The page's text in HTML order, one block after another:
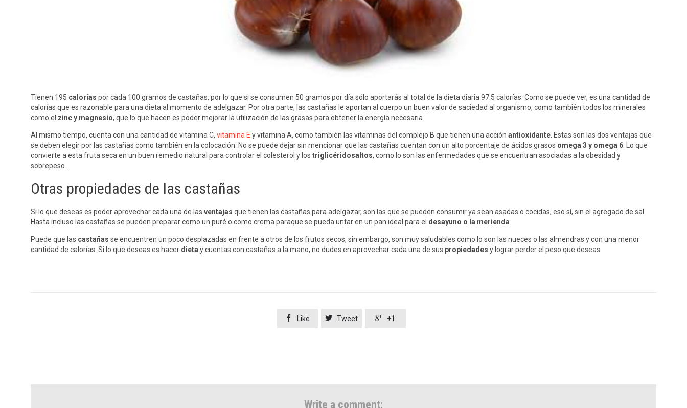
Tienen 195 calorías por cada 100 gramos de castañas, por lo que si se consumen 50 gramos por día sólo aportarás al total de la dieta diaria 97.5 calorías. Como se puede ver, es una cantidad de
calorías que es razonable para una dieta al momento de adelgazar. Por otra parte, las castañas le aportan al cuerpo un buen valor de saciedad al organismo, como también todos los minerales
como el zinc y magnesio, que lo que hacen es poder mejorar la utilización de las grasas para obtener la energía necesaria.
Al mismo tiempo, cuenta con una cantidad de vitamina C, vitamina E y vitamina A, como también las vitaminas del complejo B que tienen una acción antioxidante . Estas son las dos ventajas que
se deben elegir por las castañas como también en la colocación. No se puede dejar sin mencionar que las castañas cuentan con un alto porcentaje de ácidos grasos omega 3 y omega 6 . Lo que
convierte a esta fruta seca en un buen remedio natural para controlar el colesterol y los triglicéridosaltos, como lo son las enfermedades que se encuentran asociadas a la obesidad y
sobrepeso.
Otras propiedades de las castañas
Si lo que deseas es poder aprovechar cada una de las ventajas que tienen las castañas para adelgazar, son las que se pueden consumir ya sean asadas o cocidas, eso sí, sin el agregado de sal.
Hasta incluso las castañas se pueden preparar como un puré o como crema paraque se pueda untar en un pan ideal para el desayuno o la merienda
Puede que las castañas se encuentren un poco desplazadas en frente a otros de los frutos secos, sin embargo, son muy saludables como lo son las nueces o las almendras y con una menor
cantidad de calorías. Si lo que deseas es hacer dieta y cuentas con castañas a la mano, no dudes en aprovechar cada una de sus propiedades y lograr perder el peso que deseas.
 Like  Tweet  +1
Write a comment: